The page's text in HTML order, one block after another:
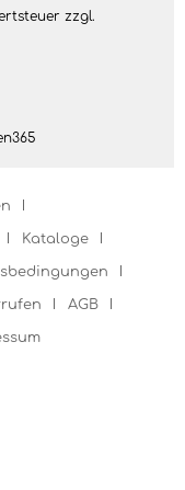
zzgl.
Kataloge
AGB